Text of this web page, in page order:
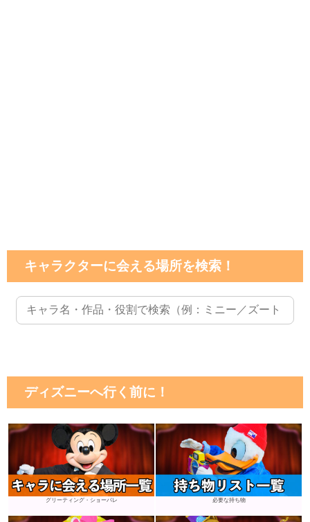
キャラクターに会える場所を検索！
ディズニーへ行く前に！
グリーティング・ショーパレ 必要な持ち物